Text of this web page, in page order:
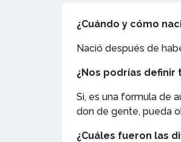
¿Cuándo y cómo
Nació después de
¿Nos podrías
Si, es una formula de
don de gente, pueda
¿Cuáles fueron las